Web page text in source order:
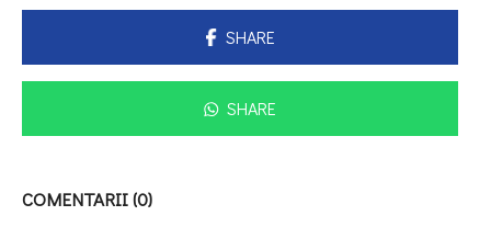
SHARE
SHARE
COMENTARII (0)